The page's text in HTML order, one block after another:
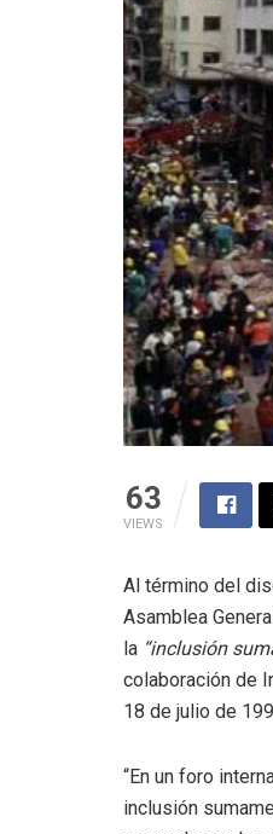
63
VIEWS
Al término del
Asamblea
la “inclusión
colaboración de
18 de julio de
“En un foro
inclusión